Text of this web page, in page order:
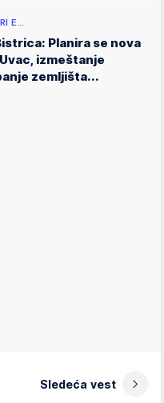
E…
Planira se nova
izmeštanje
zemljišta...
Sledeća vest